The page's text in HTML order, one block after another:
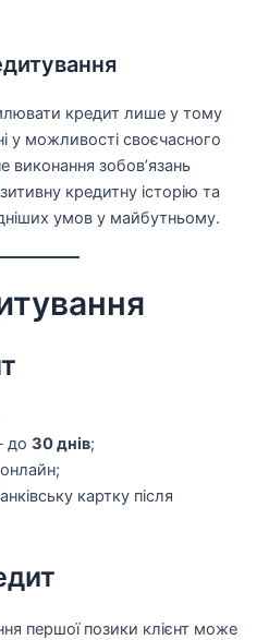
кредит лише у тому
у можливості своєчасного
виконання зобов’язань
кредитну історію та
умов у майбутньому.
до 30 днів;
картку після
першої позики клієнт може